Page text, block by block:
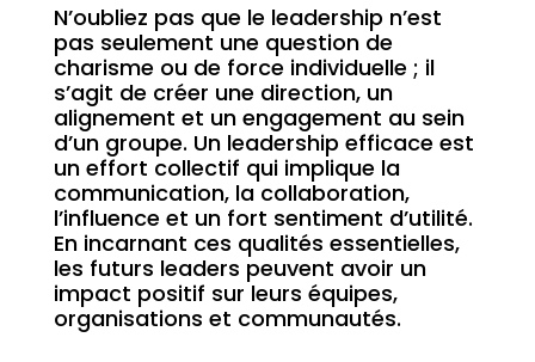
N’oubliez pas que le leadership n’est
pas seulement une question de
charisme ou de force individuelle ; il
s’agit de créer une direction, un
alignement et un engagement au sein
d’un groupe. Un leadership efficace est
un effort collectif qui implique la
communication, la collaboration,
l’influence et un fort sentiment d’utilité.
En incarnant ces qualités essentielles,
les futurs leaders peuvent avoir un
impact positif sur leurs équipes,
organisations et communautés.